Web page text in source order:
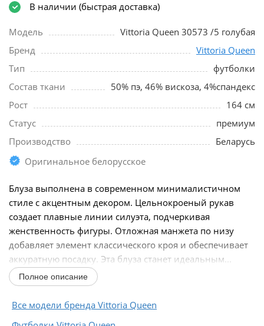
В наличии (быстрая доставка)
Модель
Vittoria Queen 30573 /5 голубая
Бренд
Vittoria Queen
Тип
футболки
Состав ткани
50% пэ, 46% вискоза, 4%спандекс
Рост
164 см
Статус
премиум
Производство
Беларусь
Оригинальное белорусское
Блуза выполнена в современном минималистичном
стиле с акцентным декором. Цельнокроеный рукав
создает плавные линии силуэта, подчеркивая
женственность фигуры. Отложная манжета по низу
добавляет элемент классического кроя и обеспечивает
аккуратную посадку. Эта блуза станет идеальным...
Полное описание
Все модели бренда Vittoria Queen